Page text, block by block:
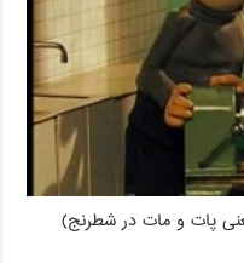
پات و مات در شطرنج)